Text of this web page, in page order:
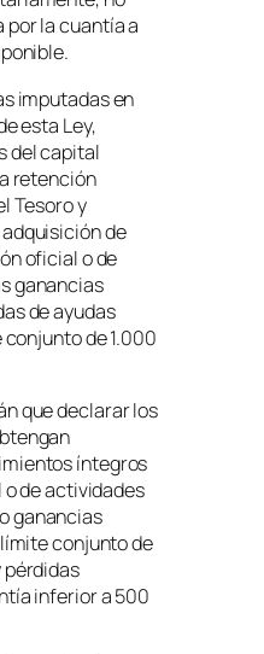
la cuantía a
imputadas en
esta Ley,
del capital
retención
Tesoro y
de
oficial o de
ganancias
de ayudas
de 1.000
que declarar los
íntegros
de actividades
ganancias
conjunto de
pérdidas
inferior a 500